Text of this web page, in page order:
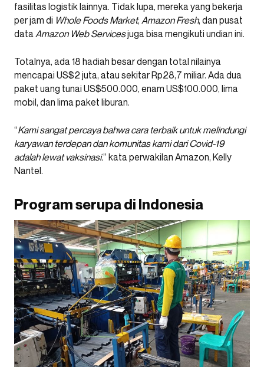
fasilitas logistik lainnya. Tidak lupa, mereka yang bekerja
per jam di Whole Foods Market, Amazon Fresh, dan pusat
dataAmazon Web Servicesjuga bisa mengikuti undian ini.
Totalnya, ada 18 hadiah besar dengan total nilainya
mencapai US$2 juta, atau sekitar Rp28,7 miliar. Ada dua
paket uang tunai US$500.000, enam US$100.000, lima
mobil, dan lima paket liburan.
“Kami sangat percaya bahwa cara terbaik untuk melindungi
karyawan terdepan dan komunitas kami dari Covid-19
adalah lewat vaksinasi.” kata perwakilan Amazon, Kelly
Nantel.
Program serupa di Indonesia